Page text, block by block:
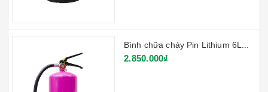
Bình chữa cháy Pin Lithium 6L...
2.850.000₫